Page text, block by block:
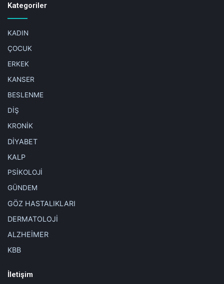
Kategoriler
KADIN
ÇOCUK
ERKEK
KANSER
BESLENME
DİŞ
KRONİK
DİYABET
KALP
PSİKOLOJİ
GÜNDEM
GÖZ HASTALIKLARI
DERMATOLOJİ
ALZHEİMER
KBB
İletişim